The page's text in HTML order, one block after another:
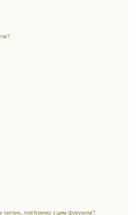
питань, пов'язаних з цим форумом?